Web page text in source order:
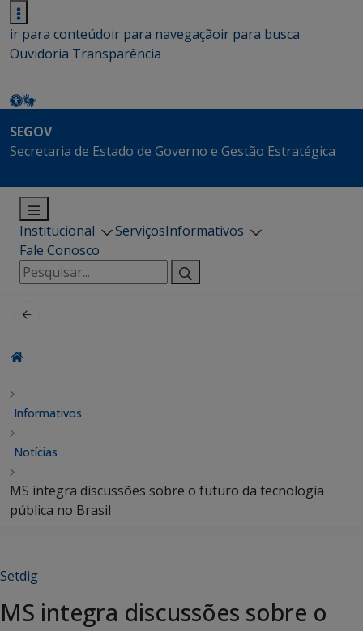
ir para conteúdoir para navegaçãoir para busca
Ouvidoria Transparência
SEGOV
Secretaria de Estado de Governo e Gestão Estratégica
Institucional ServiçosInformativos
Fale Conosco
Pesquisar
por:
Informativos
Notícias
MS integra discussões sobre o futuro da tecnologia
pública no Brasil
Setdig
MS integra discussões sobre o